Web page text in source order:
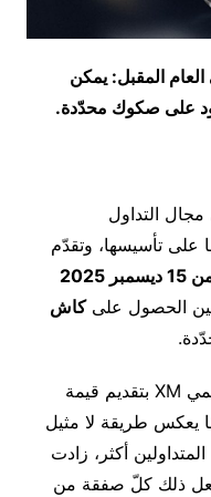
العام المقبل: يمكن
على صكوك محدّدة.
مجال التداول
أي أونلاين بمرور 15 عامًا على تأسيسها، وتقدّم
15ديسمبر 2025
الحصول علىكاش
يعزّز هذا العرض التزام الوسيط العالمي XM بتقديم قيمة
يعكس طريقة لا مثيل
المتداولين أكثر، زادت
ذلك كلّ صفقة من